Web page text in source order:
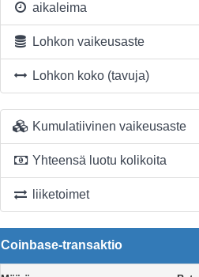
aikaleima
Lohkon vaikeusaste
Lohkon koko (tavuja)
Kumulatiivinen vaikeusaste
Yhteensä luotu kolikoita
liiketoimet
Coinbase-transaktio